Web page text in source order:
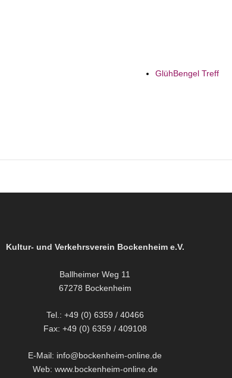
GlühBengel Treff
Kultur- und Verkehrsverein Bockenheim e.V.
Ballheimer Weg 11
67278 Bockenheim
Tel.: +49 (0) 6359 / 40466
Fax: +49 (0) 6359 / 409108
E-Mail: info@bockenheim-online.de
Web: www.bockenheim-online.de